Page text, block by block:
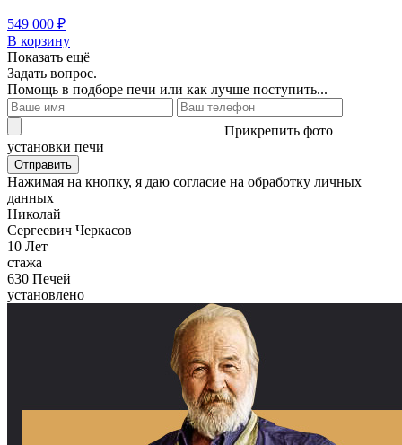
549 000 ₽
В корзину
Показать ещё
Задать вопрос.
Помощь в подборе печи или как лучше поступить...
Прикрепить фото
установки печи
Отправить
Нажимая на кнопку, я даю согласие на обработку личных
данных
Николай
Сергеевич Черкасов
10 Лет
стажа
630 Печей
установлено